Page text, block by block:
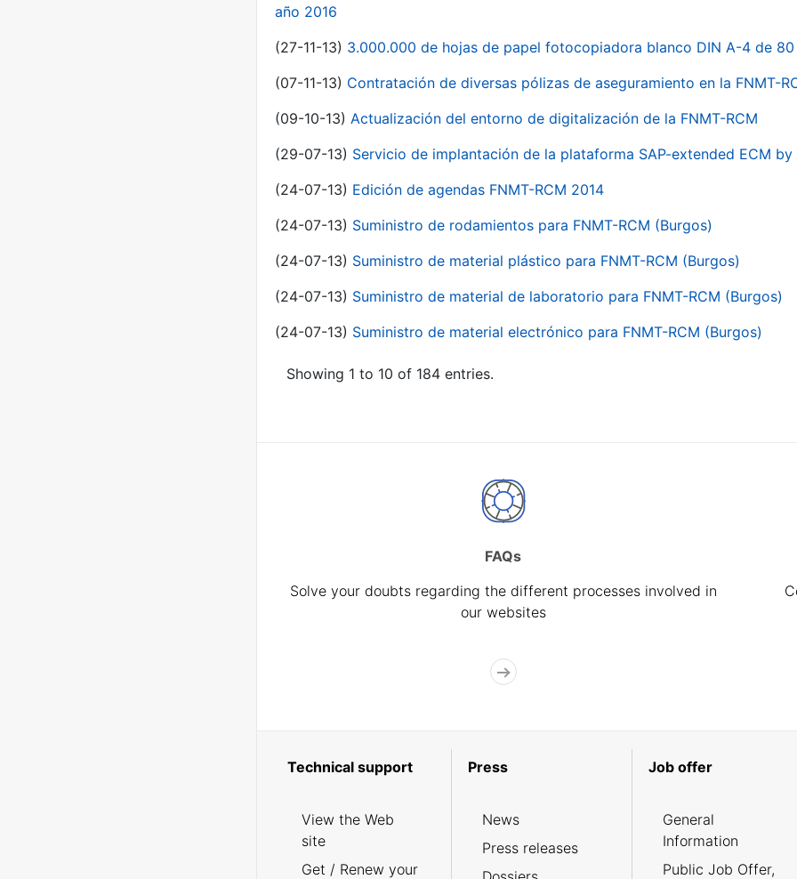
año 2016
(27-11-13) 3.000.000 de hojas de papel fotocopiadora blanco DIN A-4 de 80
(07-11-13) Contratación de diversas pólizas de aseguramiento en la FNMT-
(09-10-13) Actualización del entorno de digitalización de la FNMT-RCM
(29-07-13) Servicio de implantación de la plataforma SAP-extended ECM by
(24-07-13) Edición de agendas FNMT-RCM 2014
(24-07-13) Suministro de rodamientos para FNMT-RCM (Burgos)
(24-07-13) Suministro de material plástico para FNMT-RCM (Burgos)
(24-07-13) Suministro de material de laboratorio para FNMT-RCM (Burgos)
(24-07-13) Suministro de material electrónico para FNMT-RCM (Burgos)
Showing 1 to 10 of 184 entries.
FAQs
Solve your doubts regarding the different processes involved in
our websites
Technical support
View the Web
site
Get / Renew your
Press
News
Press releases
Job offer
General
Information
Public Job Offer,